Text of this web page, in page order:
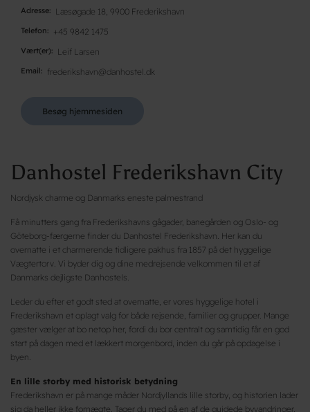
Adresse Læsøgade 18, 9900 Frederikshavn
Telefon +45 9842 1475
Vært(er) Leif Larsen
Email frederikshavn@danhostel.dk
Besøg hjemmesiden
Danhostel Frederikshavn City
Nordjysk charme og Danmarks eneste palmestrand
Få minutters gang fra Frederikshavns gågader, banegården og Oslo- og
Göteborg-færgerne finder du Danhostel Frederikshavn. Her kan du
overnatte i et charmerende tidligere pakhus fra 1857 på det hyggelige
Vægtertorv. Vi byder dig og dine medrejsende velkommen til et af
Danmarks dejligste Danhostels.
Leder du efter et godt sted at overnatte, er vores hyggelige hotel i
Frederikshavn et oplagt valg for både rejsende, familier og grupper. Mange
gæster vælger at bo netop her, fordi du bor centralt og samtidig får en god
start på dagen med et lækkert morgenbord, inden du går på opdagelse i
byen.
En lille storby med historisk betydning
Frederikshavn er på mange måder Nordjyllands lille storby, og historien lader
sig da heller ikke fornægte. Tager du med på en af de guidede byvandringer,